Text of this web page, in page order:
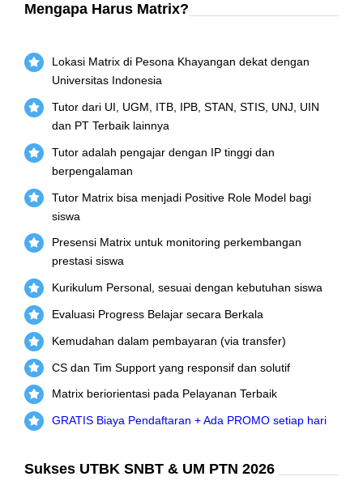
Mengapa Harus Matrix?
Lokasi Matrix di Pesona Khayangan dekat dengan
Universitas Indonesia
Tutor dari UI, UGM, ITB, IPB, STAN, STIS, UNJ, UIN
dan PT Terbaik lainnya
Tutor adalah pengajar dengan IP tinggi dan
berpengalaman
Tutor Matrix bisa menjadi Positive Role Model bagi
siswa
Presensi Matrix untuk monitoring perkembangan
prestasi siswa
Kurikulum Personal, sesuai dengan kebutuhan siswa
Evaluasi Progress Belajar secara Berkala
Kemudahan dalam pembayaran (via transfer)
CS dan Tim Support yang responsif dan solutif
Matrix beriorientasi pada Pelayanan Terbaik
GRATIS Biaya Pendaftaran + Ada PROMO setiap hari
Sukses UTBK SNBT & UM PTN 2026